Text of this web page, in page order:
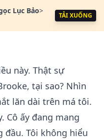
Lục Bảo>
TẢI XUỐNG
này. Thật sự
tại sao? Nhìn
lăn dài trên má tôi.
Cô ấy đang mang
đầu. Tôi không hiểu